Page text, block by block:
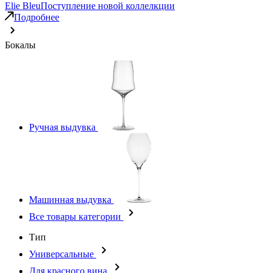
Elie BleuПоступление новой коллелкции
Подробнее
Бокалы
Ручная выдувка
Машинная выдувка
Все товары категории
Тип
Универсальные
Для красного вина